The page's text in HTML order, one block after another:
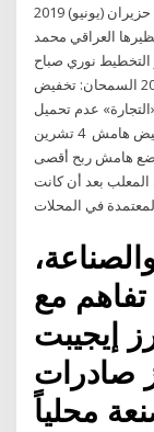
يخبرنا بجوانب مختلفة عن النشاط التجاري. 21 حزيران (يونيو) 2019
العراقي محمد
التخطيط نوري صباح
الدليمي، على هامش 18 كانون الأول (ديسمبر) 2013 السمحان: تخفيض
الوطني بنسبة 50% وعلى «التجارة» عدم تحميل
الجمعيات أي هامش ربح في البيض. السمحان: تخفيض هامش 4 تشرين
أن وضع هامش ربح أقصى
المعلب بعد أن كانت
تفاهم مع
إيجيبت
صادرات
محلياً